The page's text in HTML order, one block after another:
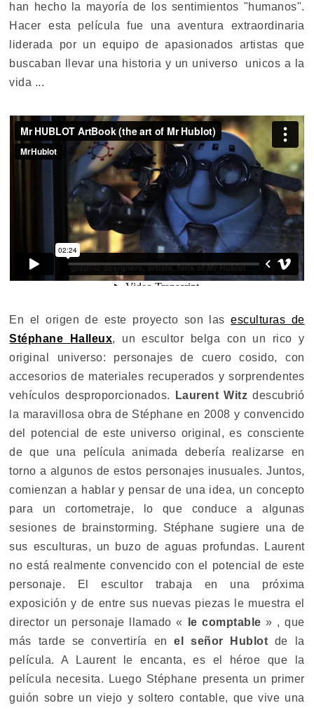
han hecho la mayoría de los sentimientos "humanos".
Hacer esta película fue una aventura extraordinaria
liderada por un equipo de apasionados artistas que
buscaban llevar una historia y un universo unicos a la
vida ...
En el origen de este proyecto son lasesculturas de
Stéphane Halleux, un escultor belga con un rico y
original universo: personajes de cuero cosido, con
accesorios de materiales recuperados y sorprendentes
vehículos desproporcionados.
Laurent Witz descubrió
la maravillosa obra de Stéphane en 2008 y convencido
del potencial de este universo original, es consciente
de que una película animada debería realizarse en
torno a algunos de estos personajes inusuales. Juntos,
comienzan a hablar y pensar de una idea, un concepto
para un cortometraje, lo que conduce a algunas
sesiones de brainstorming. Stéphane sugiere una de
sus esculturas, un buzo de aguas profundas. Laurent
no está realmente convencido con el potencial de este
personaje. El escultor trabaja en una próxima
exposición y de entre sus nuevas piezas le muestra el
director un personaje llamado «
le comptable» , que
más tarde se convertiría enel señor Hublot de la
película. A Laurent le encanta, es el héroe que la
película necesita. Luego Stéphane presenta un primer
guión sobre un viejo y soltero contable, que vive una